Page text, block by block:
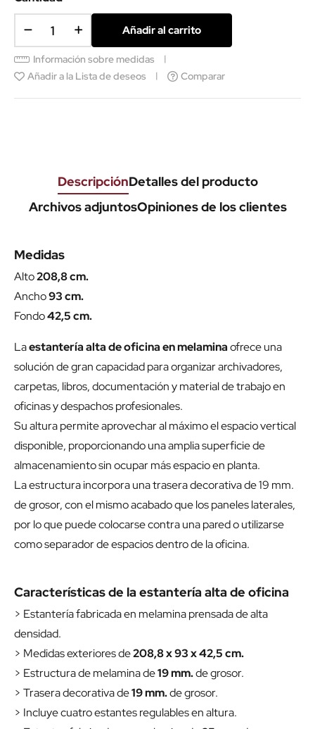
Añadir al carrito
Información sobre medidas
Añadir a la Lista de deseos
Comparar
DescripciónDetalles del producto
Archivos adjuntosOpiniones de los clientes
Medidas
Alto208,8 cm.
Ancho93 cm.
Fondo42,5 cm.
Laestantería alta de oficina en melaminaofrece una
solución de gran capacidad para organizar archivadores,
carpetas, libros, documentación y material de trabajo en
oficinas y despachos profesionales.
Su altura permite aprovechar al máximo el espacio vertical
disponible, proporcionando una amplia superficie de
almacenamiento sin ocupar más espacio en planta.
La estructura incorpora una trasera decorativa de 19 mm.
de grosor, con el mismo acabado que los paneles laterales,
por lo que puede colocarse contra una pared o utilizarse
como separador de espacios dentro de la oficina.
Características de la estantería alta de oficina
> Estantería fabricada en melamina prensada de alta
densidad.
> Medidas exteriores de208,8 x 93 x 42,5 cm.
> Estructura de melamina de19 mm.de grosor.
> Trasera decorativa de19 mm.de grosor.
> Incluye cuatro estantes regulables en altura.